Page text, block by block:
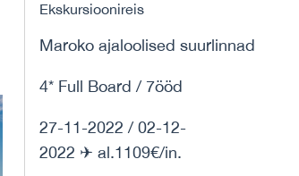
Ekskursioonireis
Maroko ajaloolised suurlinnad
4* Full Board / 7ööd
27-11-2022 / 02-12-
2022 ✈ al.1109€/in.